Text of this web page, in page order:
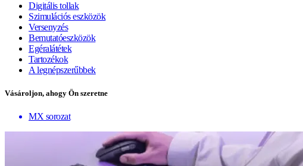
Digitális tollak
Szimulációs eszközök
Versenyzés
Bemutatóeszközök
Egéralátétek
Tartozékok
A legnépszerűbbek
Vásároljon, ahogy Ön szeretne
MX sorozat